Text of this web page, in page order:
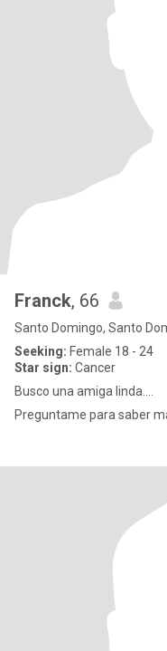
Franck, 66
Santo Domingo, Santo
Seeking: Female 18 - 24
Star sign: Cancer
Busco una amiga linda....
Preguntame para saber